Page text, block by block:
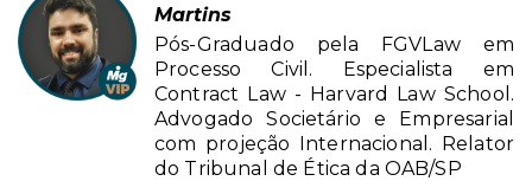
Martins
Pós-Graduado pela FGVLaw em
Processo Civil. Especialista em
Contract Law - Harvard Law School.
Advogado Societário e Empresarial
com projeção Internacional. Relator
do Tribunal de Ética da OAB/SP